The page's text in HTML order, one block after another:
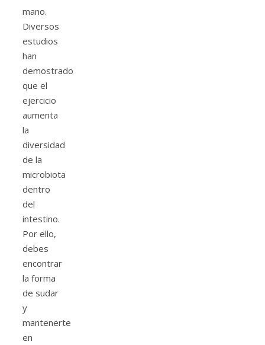
mano.
Diversos
estudios
han
demostrado
que el
ejercicio
aumenta
la
diversidad
de la
microbiota
dentro
del
intestino.
Por ello,
debes
encontrar
la forma
de sudar
y
mantenerte
en